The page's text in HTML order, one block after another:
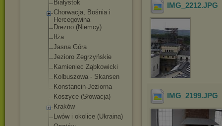
Białystok
Chorwacja, Bośnia i
Hercegowina
Drezno (Niemcy)
Iłża
Jasna Góra
Jezioro Zegrzyńskie
Kamieniec Ząbkowicki
Kolbuszowa - Skansen
Konstancin-Jeziorna
Koszyce (Słowacja)
Kraków
Lwów i okolice (Ukraina)
IMG_2212.JPG
IMG_2199.JPG